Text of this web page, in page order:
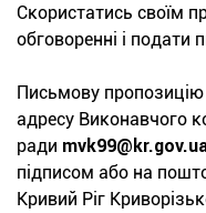
Скористатись своїм
обговоренні і подати
Письмову пропозицію
адресу Виконавчого
ради
підписом або на
Кривий Ріг